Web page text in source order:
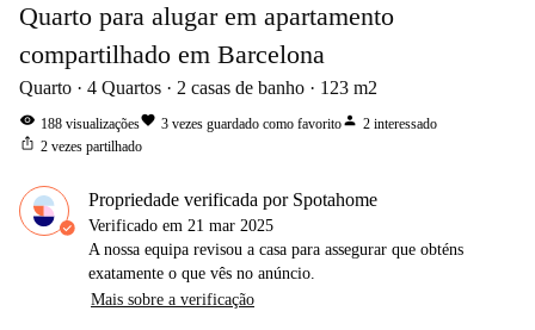
Quarto para alugar em apartamento
compartilhado em Barcelona
Quarto 4 Quartos 2 casas de banho 123 m2
visibility 188 visualizaçõesfavorite 3 vezes guardado como favoritoperson 2 interessado
ios_share 2 vezes partilhado
Propriedade verificada por Spotahome
Verificado em 21 mar 2025
A nossa equipa revisou a casa para assegurar que obténs
exatamente o que vês no anúncio.
Mais sobre a verificação